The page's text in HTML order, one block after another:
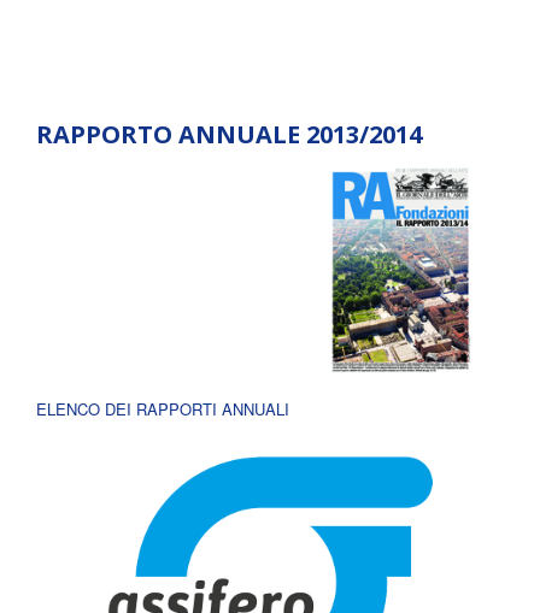
RAPPORTO ANNUALE 2013/2014
ELENCO DEI RAPPORTI ANNUALI